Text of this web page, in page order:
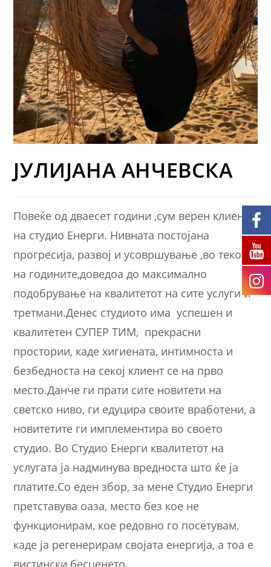
ЈУЛИЈАНА АНЧЕВСКА
Повеќе од дваесет години ,сум верен клиент
на студио Енерги. Нивната постојана
прогресија, развој и усовршување ,во текот
на годините,доведоа до максимално
подобрување на квалитетот на сите услуги и
третмани.Денес студиото има успешен и
квалитетен СУПЕР ТИМ, прекрасни
простории, каде хигиената, интимноста и
безбедноста на секој клиент се на прво
место.Данче ги прати сите новитети на
светско ниво, ги едуцира своите вработени, а
новитетите ги имплементира во своето
студио. Во Студио Енерги квалитетот на
услугата ја надминува вредноста што ќе ја
платите.Со еден збор, за мене Студио Енерги
претставува оаза, место без кое не
функционирам, кое редовно го посетувам,
каде ја регенерирам својата енергија, а тоа е